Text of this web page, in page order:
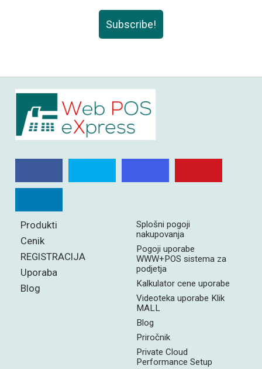
Subscribe!
Produkti
Cenik
REGISTRACIJA
Uporaba
Blog
Splošni pogoji
nakupovanja
Pogoji uporabe
WWW+POS sistema za
podjetja
Kalkulator cene uporabe
Videoteka uporabe Klik
MALL
Blog
Priročnik
Private Cloud
Performance Setup